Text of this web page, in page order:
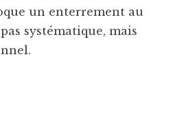
un enterrement au
systématique, mais